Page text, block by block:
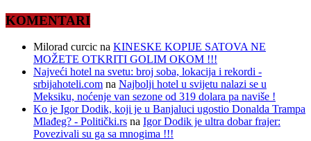
KOMENTARI
Milorad curcic na KINESKE KOPIJE SATOVA NE
MOŽETE OTKRITI GOLIM OKOM !!!
Najveći hotel na svetu: broj soba, lokacija i rekordi -
srbijahoteli.com na Najbolji hotel u svijetu nalazi se u
Meksiku, noćenje van sezone od 319 dolara pa naviše !
Ko je Igor Dodik, koji je u Banjaluci ugostio Donalda Trampa
Mlađeg? - Politički.rs na Igor Dodik je ultra dobar frajer:
Povezivali su ga sa mnogima !!!